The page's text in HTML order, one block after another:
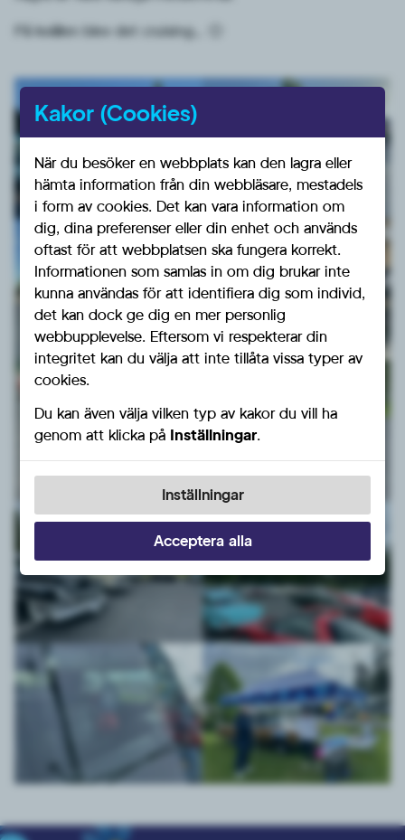
På kvällen blev det cruising… 🙂
Kakor (Cookies)
När du besöker en webbplats kan den lagra eller
hämta information från din webbläsare, mestadels
i form av cookies. Det kan vara information om
dig, dina preferenser eller din enhet och används
oftast för att webbplatsen ska fungera korrekt.
Informationen som samlas in om dig brukar inte
kunna användas för att identifiera dig som individ,
det kan dock ge dig en mer personlig
webbupplevelse. Eftersom vi respekterar din
integritet kan du välja att inte tillåta vissa typer av
cookies.
Du kan även välja vilken typ av kakor du vill ha
genom att klicka på Inställningar.
Inställningar
Acceptera alla